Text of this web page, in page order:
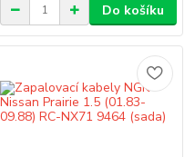
Do košíku